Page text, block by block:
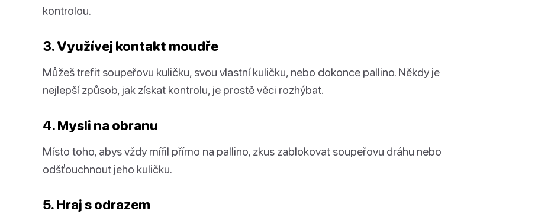
kontrolou.
3. Využívej kontakt moudře
Můžeš trefit soupeřovu kuličku, svou vlastní kuličku, nebo dokonce pallino. Někdy je
nejlepší způsob, jak získat kontrolu, je prostě věci rozhýbat.
4. Mysli na obranu
Místo toho, abys vždy mířil přímo na pallino, zkus zablokovat soupeřovu dráhu nebo
odšťouchnout jeho kuličku.
5. Hraj s odrazem